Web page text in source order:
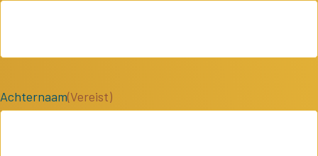
Achternaam(Vereist)